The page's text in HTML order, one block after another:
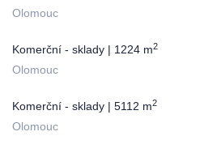
Olomouc
Komerční - sklady | 1224 m2
Olomouc
Komerční - sklady | 5112 m2
Olomouc